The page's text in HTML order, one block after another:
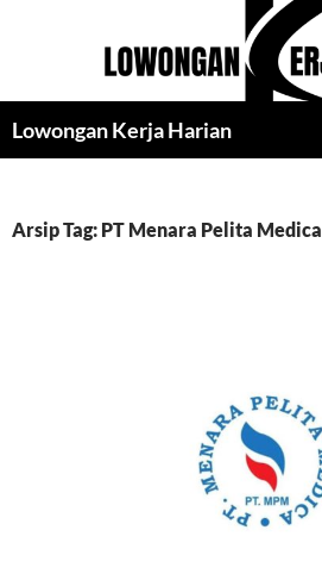
Lowongan Kerja Harian
Arsip Tag: PT Menara Pelita Medica